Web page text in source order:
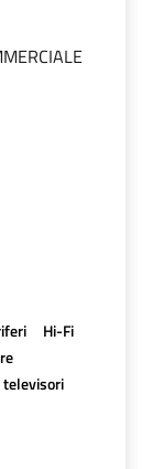
Hi-Fi
televisori